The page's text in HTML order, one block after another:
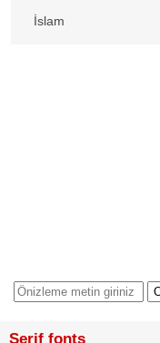
İslam
Serif fonts